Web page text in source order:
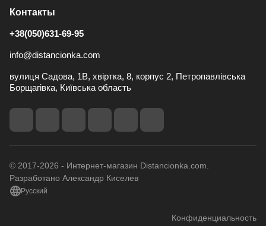
Контакты
+38(050)631-69-95
info@distancionka.com
вулиця Садова, 1В, хвіртка, 8, корпус 2, Петропавлівська
Борщагівка, Київська область
© 2017-2026 - Интернет-магазин Distancionka.com.
Разработано Александр Киселев
Русский
Конфиденциальность